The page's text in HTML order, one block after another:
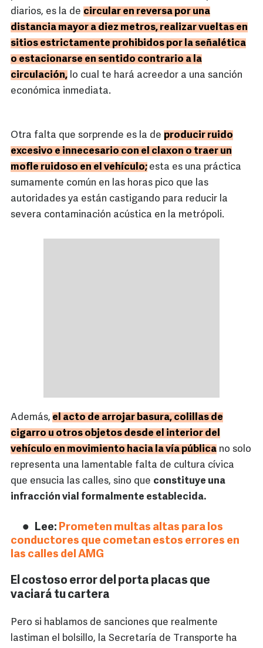
diarios, es la de circular en reversa por una
distancia mayor a diez metros, realizar vueltas en
sitios estrictamente prohibidos por la señalética
o estacionarse en sentido contrario a la
circulación, lo cual te hará acreedor a una sanción
económica inmediata.
Otra falta que sorprende es la de producir ruido
excesivo e innecesario con el claxon o traer un
mofle ruidoso en el vehículo; esta es una práctica
sumamente común en las horas pico que las
autoridades ya están castigando para reducir la
severa contaminación acústica en la metrópoli.
Además, el acto de arrojar basura, colillas de
cigarro u otros objetos desde el interior del
vehículo en movimiento hacia la vía pública no solo
representa una lamentable falta de cultura cívica
que ensucia las calles, sino que constituye una
infracción vial formalmente establecida.
Lee: Prometen multas altas para los
conductores que cometan estos errores en
las calles del AMG
El costoso error del porta placas que
vaciará tu cartera
Pero si hablamos de sanciones que realmente
lastiman el bolsillo, la Secretaría de Transporte ha